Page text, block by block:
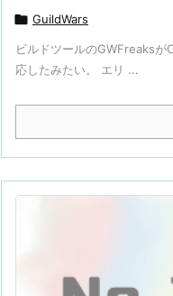
 GuildWars
ビルドツールのGWFreaksが
応したみたい。 エリ ...